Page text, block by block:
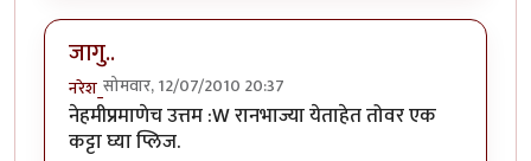
जागु..
नरेश_ सोमवार, 12/07/2010 20:37
नेहमीप्रमाणेच उत्तम :W रानभाज्या येताहेत तोवर एक
कट्टा घ्या प्लिज.